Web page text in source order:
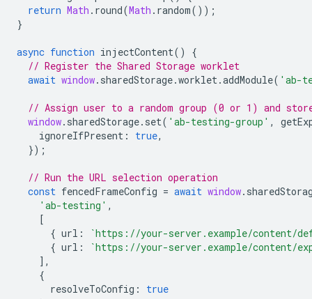
return Math . round(Math . random());
}
async function injectContent()
{
// Register the Shared Storage worklet
await window. sharedStorage.worklet .addModule( 'ab-
// Assign user to a random group (0 or 1) and
window. sharedStorage. set( 'ab-testing-group' ,
ignoreIfPresent : true,
});
// Run the URL selection operation
const fencedFrameConfig = await window.
'ab-testing' ,
[
{ url :
`https://your-server.example/content/
{ url :
`https://your-server.example/content/
],
{
resolveToConfig :
true